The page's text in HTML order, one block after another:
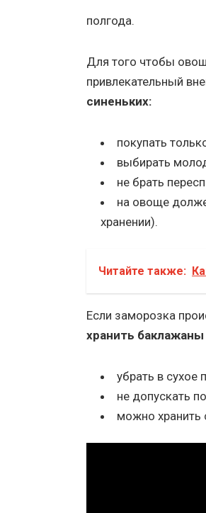
полгода.
Для того чтобы
привлекательный
синеньких:
покупать
выбирать
не брать
на овоще
хранении).
Читайте также:
Если заморозка
хранить
убрать в сухое
не допускать
можно хранить